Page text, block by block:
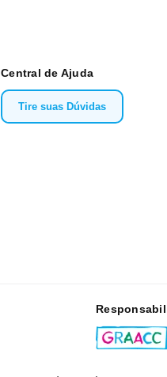
Central de Ajuda
Tire suas Dúvidas